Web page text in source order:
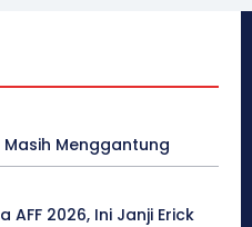
Menggantung
AFF 2026, Ini Janji Erick